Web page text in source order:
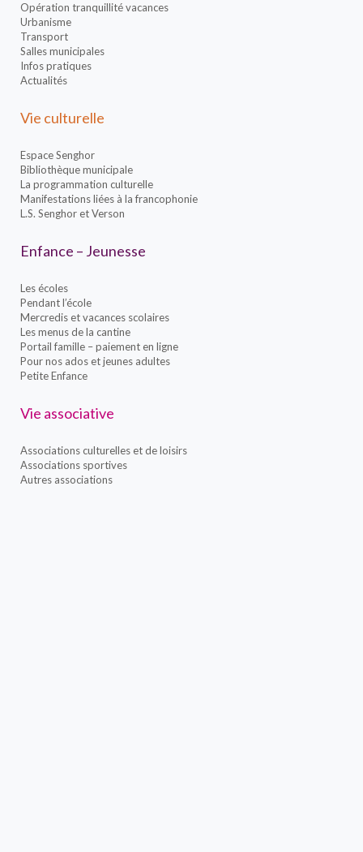
Opération tranquillité vacances
Urbanisme
Transport
Salles municipales
Infos pratiques
Actualités
Vie culturelle
Espace Senghor
Bibliothèque municipale
La programmation culturelle
Manifestations liées à la francophonie
L.S. Senghor et Verson
Enfance – Jeunesse
Les écoles
Pendant l’école
Mercredis et vacances scolaires
Les menus de la cantine
Portail famille – paiement en ligne
Pour nos ados et jeunes adultes
Petite Enfance
Vie associative
Associations culturelles et de loisirs
Associations sportives
Autres associations